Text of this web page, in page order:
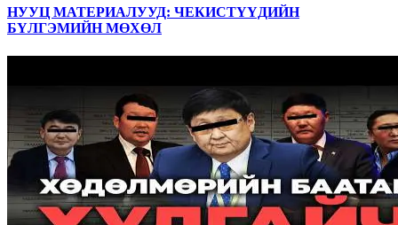
НУУЦ МАТЕРИАЛУУД: ЧЕКИСТҮҮДИЙН
БҮЛГЭМИЙН МӨХӨЛ